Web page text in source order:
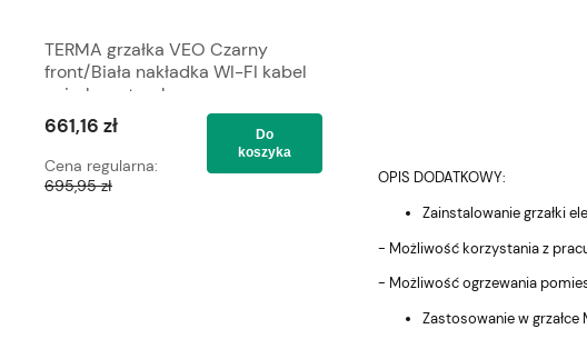
TERMA grzałka VEO Czarny
front/Biała nakładka WI-FI kabel
spiralny wtyczka
661,16 zł
Cena regularna:
695,95 zł
Do
koszyka
695,95 zł
OPIS DODATKOWY:
Zainstalowanie grzałki
- Możliwość korzystania z
- Możliwość ogrzewania
Zastosowanie w